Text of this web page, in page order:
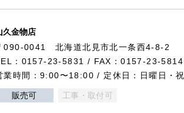
久金物店
090-0041 北海道北見市北一条西4-8-2
：0157-23-5831 / FAX：0157-23-
業時間：9:00〜18:00 / 定休日：日曜日・
販売可 工事・取付可